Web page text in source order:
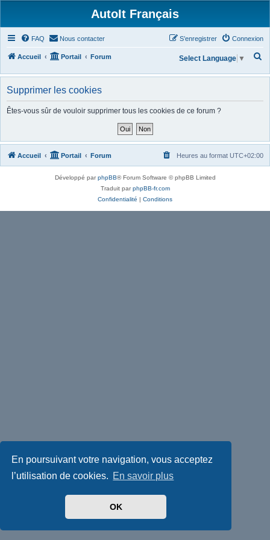
En poursuivant votre navigation, vous acceptez
l’utilisation de cookies. En savoir plus
OK
AutoIt Français
FAQ Nous contacter Connexion
S’enregistrer
Accueil Portail Forum
h
c
h
Select Language ▼
Supprimer les cookies
Êtes-vous sûr de vouloir supprimer tous les cookies de ce forum ?
Accueil Portail Forum Heures au format UTC+02:00
Développé parphpBB® Forum Software © phpBB Limited
Traduit parphpBB-fr.com
Confidentialité | Conditions